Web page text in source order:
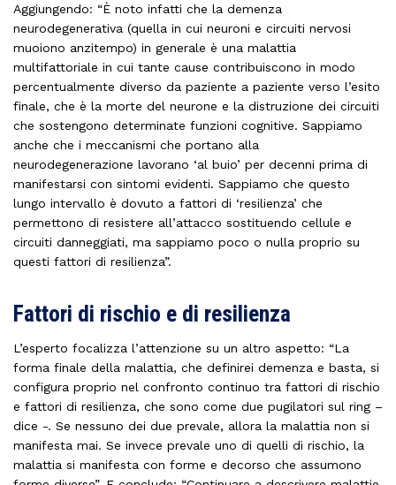
Aggiungendo: “È noto infatti che la demenza
neurodegenerativa (quella in cui neuroni e circuiti nervosi
muoiono anzitempo) in generale è una malattia
multifattoriale in cui tante cause contribuiscono in modo
percentualmente diverso da paziente a paziente verso l’esito
finale, che è la morte del neurone e la distruzione dei circuiti
che sostengono determinate funzioni cognitive. Sappiamo
anche che i meccanismi che portano alla
neurodegenerazione lavorano ‘al buio’ per decenni prima di
manifestarsi con sintomi evidenti. Sappiamo che questo
lungo intervallo è dovuto a fattori di ‘resilienza’ che
permettono di resistere all’attacco sostituendo cellule e
circuiti danneggiati, ma sappiamo poco o nulla proprio su
questi fattori di resilienza”.
Fattori di rischio e di resilienza
L’esperto focalizza l’attenzione su un altro aspetto: “La
forma finale della malattia, che definirei demenza e basta, si
configura proprio nel confronto continuo tra fattori di rischio
e fattori di resilienza, che sono come due pugilatori sul ring –
dice -. Se nessuno dei due prevale, allora la malattia non si
manifesta mai. Se invece prevale uno di quelli di rischio, la
malattia si manifesta con forme e decorso che assumono